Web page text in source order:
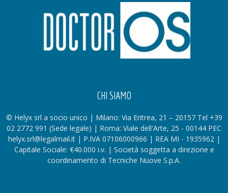
CHI SIAMO
© Helyx srl a socio unico | Milano: Via Eritrea, 21 – 20157 Tel +39
02 2772 991 (Sede legale) | Roma: Viale dell'Arte, 25 - 00144 PEC
helyx.srl@legalmail.it | P.IVA 07106000966 | REA MI - 1935962 |
Capitale Sociale: €40.000 i.v. | Società soggetta a direzione e
coordinamento di Tecniche Nuove S.p.A.